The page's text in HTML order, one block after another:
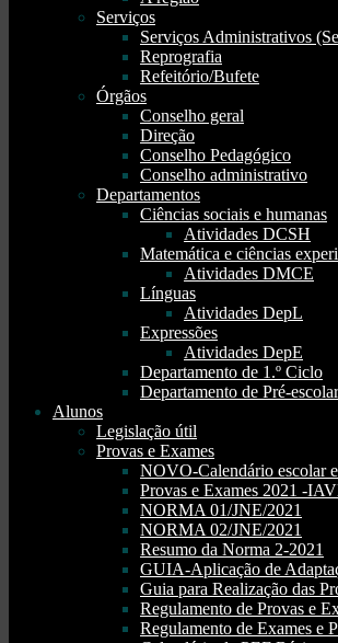
Serviços
Serviços Administrativos
Reprografia
Refeitório/Bufete
Órgãos
Conselho geral
Direção
Conselho Pedagógico
Conselho administrativo
Departamentos
Ciências sociais e humanas
Atividades DCSH
Matemática e ciências
Atividades DMCE
Línguas
Atividades DepL
Expressões
Atividades DepE
Departamento de 1.º Ciclo
Departamento de Pré-escolar
Alunos
Legislação útil
Provas e Exames
NOVO-Calendário escolar
Provas e Exames 2021 -
NORMA 01/JNE/2021
NORMA 02/JNE/2021
Resumo da Norma 2-2021
GUIA-Aplicação de
Guia para Realização das
Regulamento de Provas e
Regulamento de Exames e